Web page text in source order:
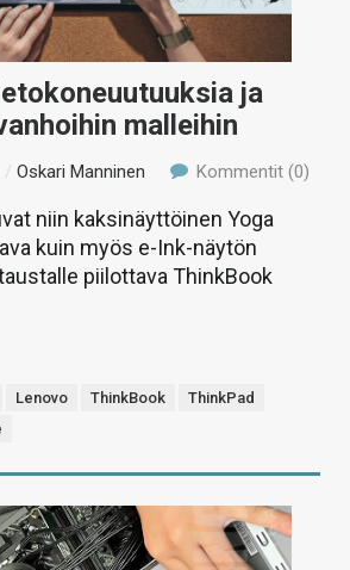
ja
malleihin
/Oskari Manninen Kommentit (0)
niin kaksinäyttöinen Yoga
kuin myös e-Ink-näytön
piilottava ThinkBook
Lenovo ThinkBook
ThinkPad